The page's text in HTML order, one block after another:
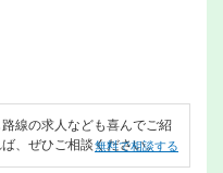
線の求人なども喜んでご紹
、ぜひご相談ください。
無料で相談する